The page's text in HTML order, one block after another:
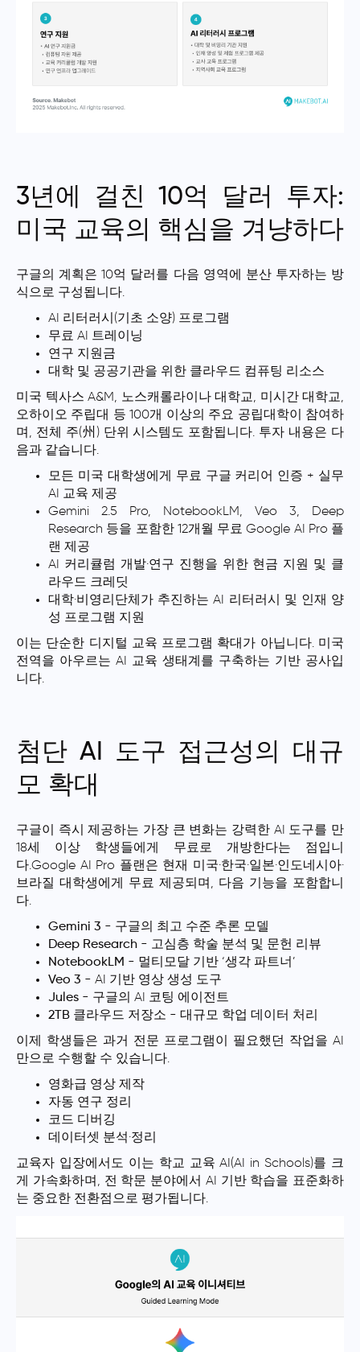
3년에 걸친 10억 달러 투자:
미국 교육의 핵심을 겨냥하다
구글의 계획은 10억 달러를 다음 영역에 분산 투자하는 방
식으로 구성됩니다.
AI 리터러시(기초 소양) 프로그램
무료 AI 트레이닝
연구 지원금
대학 및 공공기관을 위한 클라우드 컴퓨팅 리소스
미국 텍사스 A&M, 노스캐롤라이나 대학교, 미시간 대학교,
오하이오 주립대 등 100개 이상의 주요 공립대학이 참여하
며, 전체 주(州) 단위 시스템도 포함됩니다. 투자 내용은 다
음과 같습니다.
모든 미국 대학생에게 무료 구글 커리어 인증 + 실무
AI 교육 제공
Gemini 2.5 Pro, NotebookLM, Veo 3, Deep
Research 등을 포함한 12개월 무료 Google AI Pro 플
랜 제공
AI 커리큘럼 개발·연구 진행을 위한 현금 지원 및 클
라우드 크레딧
대학·비영리단체가 추진하는 AI 리터러시 및 인재 양
성 프로그램 지원
이는 단순한 디지털 교육 프로그램 확대가 아닙니다. 미국
전역을 아우르는 AI 교육 생태계를 구축하는 기반 공사입
니다.
첨단 AI 도구 접근성의 대규
모 확대
구글이 즉시 제공하는 가장 큰 변화는 강력한 AI 도구를 만
18세 이상 학생들에게 무료로 개방한다는 점입니
다.Google AI Pro 플랜은 현재 미국·한국·일본·인도네시아·
브라질 대학생에게 무료 제공되며, 다음 기능을 포함합니
다.
Gemini 3 - 구글의 최고 수준 추론 모델
Deep Research - 고심층 학술 분석 및 문헌 리뷰
NotebookLM - 멀티모달 기반 ‘생각 파트너’
Veo 3 - AI 기반 영상 생성 도구
Jules - 구글의 AI 코팅 에이전트
2TB 클라우드 저장소 - 대규모 학업 데이터 처리
이제 학생들은 과거 전문 프로그램이 필요했던 작업을 AI
만으로 수행할 수 있습니다.
영화급 영상 제작
자동 연구 정리
코드 디버깅
데이터셋 분석·정리
교육자 입장에서도 이는 학교 교육 AI(AI in Schools)를 크
게 가속화하며, 전 학문 분야에서 AI 기반 학습을 표준화하
는 중요한 전환점으로 평가됩니다.